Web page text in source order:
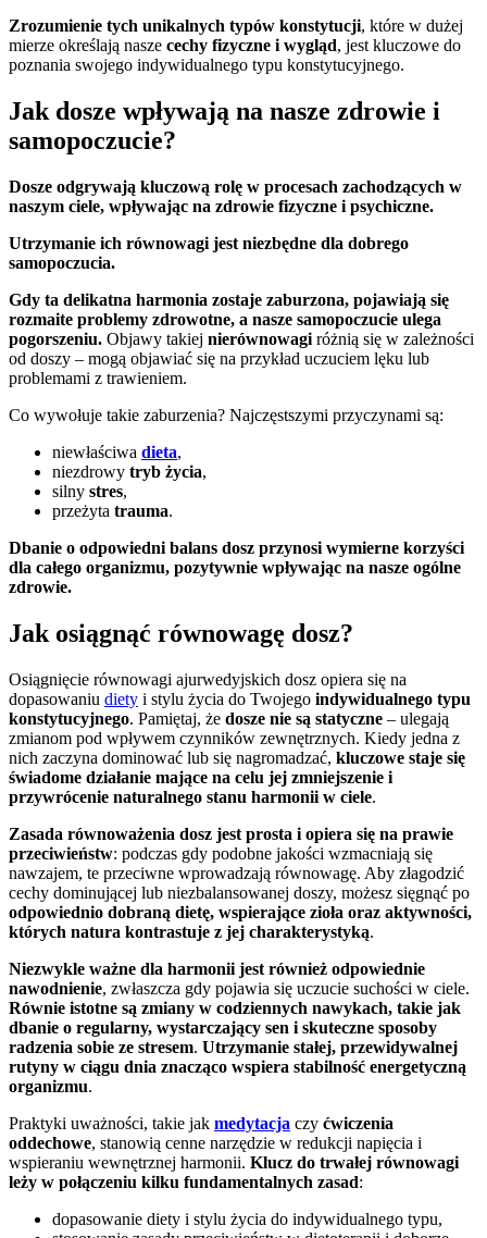
Zrozumienie tych unikalnych typów konstytucji, które w dużej
mierze określają nasze cechy fizyczne i wygląd, jest kluczowe do
poznania swojego indywidualnego typu konstytucyjnego.
Jak dosze wpływają na nasze zdrowie i
samopoczucie?
Dosze odgrywają kluczową rolę w procesach zachodzących w
naszym ciele, wpływając na zdrowie fizyczne i psychiczne.
Utrzymanie ich równowagi jest niezbędne dla dobrego
samopoczucia.
Gdy ta delikatna harmonia zostaje zaburzona, pojawiają się
rozmaite problemy zdrowotne, a nasze samopoczucie ulega
pogorszeniu. Objawy takiej nierównowagi różnią się w zależności
od doszy – mogą objawiać się na przykład uczuciem lęku lub
problemami z trawieniem.
Co wywołuje takie zaburzenia? Najczęstszymi przyczynami są:
niewłaściwa dieta,
niezdrowy tryb życia,
silny stres,
przeżyta trauma.
Dbanie o odpowiedni balans dosz przynosi wymierne korzyści
dla całego organizmu, pozytywnie wpływając na nasze ogólne
zdrowie.
Jak osiągnąć równowagę dosz?
Osiągnięcie równowagi ajurwedyjskich dosz opiera się na
dopasowaniu diety i stylu życia do Twojego indywidualnego typu
konstytucyjnego. Pamiętaj, że dosze nie są statyczne – ulegają
zmianom pod wpływem czynników zewnętrznych. Kiedy jedna z
nich zaczyna dominować lub się nagromadzać, kluczowe staje się
świadome działanie mające na celu jej zmniejszenie i
przywrócenie naturalnego stanu harmonii w ciele.
Zasada równoważenia dosz jest prosta i opiera się na prawie
przeciwieństw: podczas gdy podobne jakości wzmacniają się
nawzajem, te przeciwne wprowadzają równowagę. Aby złagodzić
cechy dominującej lub niezbalansowanej doszy, możesz sięgnąć po
odpowiednio dobraną dietę, wspierające zioła oraz aktywności,
których natura kontrastuje z jej charakterystyką.
Niezwykle ważne dla harmonii jest również odpowiednie
nawodnienie, zwłaszcza gdy pojawia się uczucie suchości w ciele.
Równie istotne są zmiany w codziennych nawykach, takie jak
dbanie o regularny, wystarczający sen i skuteczne sposoby
radzenia sobie ze stresem. Utrzymanie stałej, przewidywalnej
rutyny w ciągu dnia znacząco wspiera stabilność energetyczną
organizmu.
Praktyki uważności, takie jak medytacja czy ćwiczenia
oddechowe, stanowią cenne narzędzie w redukcji napięcia i
wspieraniu wewnętrznej harmonii. Klucz do trwałej równowagi
leży w połączeniu kilku fundamentalnych zasad:
dopasowanie diety i stylu życia do indywidualnego typu,